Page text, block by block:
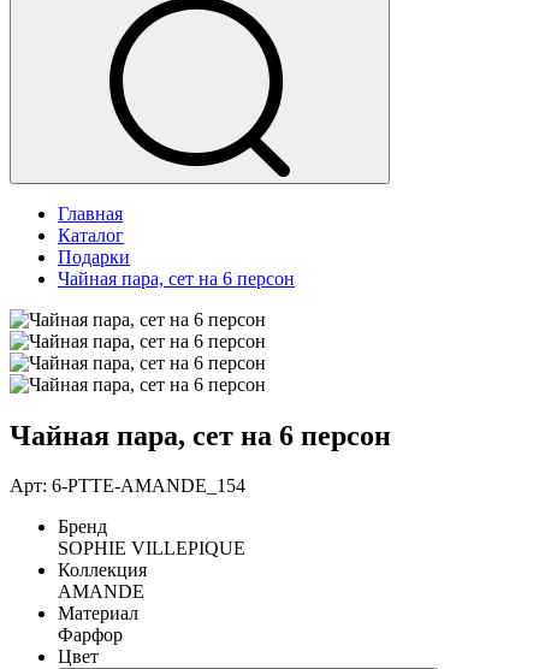
Главная
Каталог
Подарки
Чайная пара, сет на 6 персон
Чайная пара, сет на 6 персон
Арт: 6-PTTE-AMANDE_154
Бренд
SOPHIE VILLEPIQUE
Коллекция
AMANDE
Материал
Фарфор
Цвет